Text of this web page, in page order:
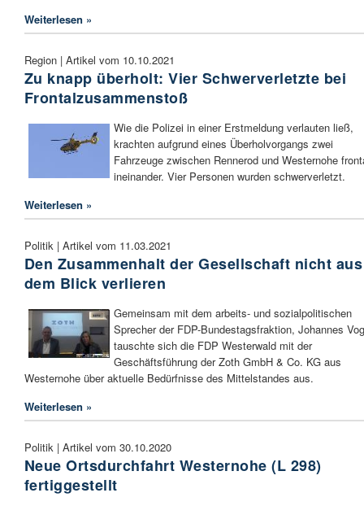
Weiterlesen »
Region | Artikel vom 10.10.2021
Zu knapp überholt: Vier Schwerverletzte bei
Frontalzusammenstoß
Wie die Polizei in einer Erstmeldung verlauten ließ,
krachten aufgrund eines Überholvorgangs zwei
Fahrzeuge zwischen Rennerod und Westernohe
ineinander. Vier Personen wurden schwerverletzt.
Weiterlesen »
Politik | Artikel vom 11.03.2021
Den Zusammenhalt der Gesellschaft nicht aus
dem Blick verlieren
Gemeinsam mit dem arbeits- und sozialpolitischen
Sprecher der FDP-Bundestagsfraktion, Johannes
tauschte sich die FDP Westerwald mit der
Geschäftsführung der Zoth GmbH & Co. KG aus
Westernohe über aktuelle Bedürfnisse des Mittelstandes aus.
Weiterlesen »
Politik | Artikel vom 30.10.2020
Neue Ortsdurchfahrt Westernohe (L 298)
fertiggestellt